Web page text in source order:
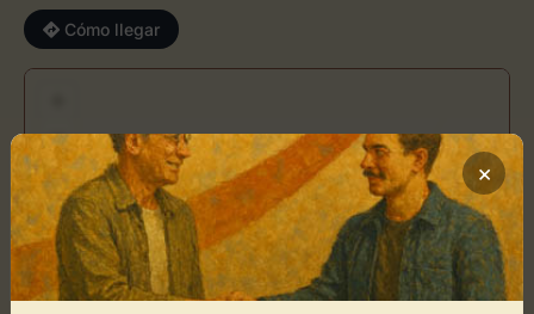
Cómo llegar
Altanza
−
Toca el mapa para interactuar
×